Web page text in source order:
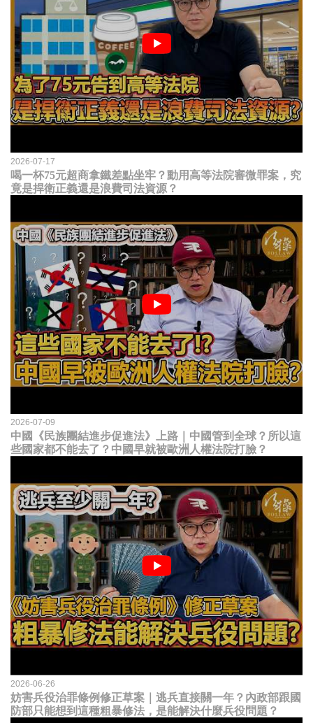
2026-07-17
喝一杯75元超商拿鐵差點坐牢？動用高等法院審微罪案，究
竟是捍衛正義還是浪費司法資源？
2026-07-09
中國《民族團結進步促進法》上路｜中國管到全球？所以這
些國家都不能去了？中國早就被歐洲人權法院打臉？
2026-06-26
妨害兵役治罪條例修正草案｜逃兵直接關一年？內政部跟國
防部只能想到這種粗暴修法，是能解決什麼兵役問題？